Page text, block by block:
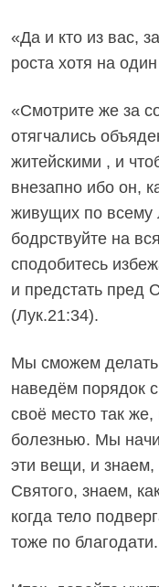
«Да и кто из вас,
роста хотя на
«Смотрите же за
отягчались
житейскими , и
внезапно ибо он,
живущих по всему
бодрствуйте на
сподобитесь
и предстать пред
(Лук.21:34).
Мы сможем делать
наведём порядок
своё место так
болезнью. Мы
эти вещи, и знаем,
Святого, знаем,
когда тело
тоже по благодати.